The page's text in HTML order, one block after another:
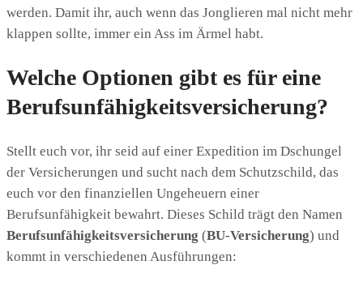
werden. Damit ihr, auch wenn das Jonglieren mal nicht mehr
klappen sollte, immer ein Ass im Ärmel habt.
Welche Optionen gibt es für eine
Berufsunfähigkeitsversicherung?
Stellt euch vor, ihr seid auf einer Expedition im Dschungel
der Versicherungen und sucht nach dem Schutzschild, das
euch vor den finanziellen Ungeheuern einer
Berufsunfähigkeit bewahrt. Dieses Schild trägt den Namen
Berufsunfähigkeitsversicherung (BU-Versicherung) und
kommt in verschiedenen Ausführungen: